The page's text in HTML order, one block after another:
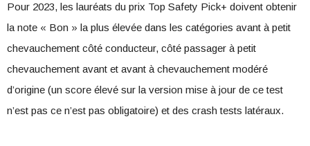
Pour 2023, les lauréats du prix Top Safety Pick+ doivent obtenir
la note « Bon » la plus élevée dans les catégories avant à petit
chevauchement côté conducteur, côté passager à petit
chevauchement avant et avant à chevauchement modéré
d’origine (un score élevé sur la version mise à jour de ce test
n’est pas ce n’est pas obligatoire) et des crash tests latéraux.